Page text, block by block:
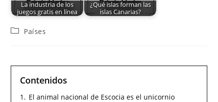
La industria de los
juegos gratis en línea
¿Qué islas forman las
islas Canarias?
Países
Contenidos
1. El animal nacional de Escocia es el unicornio